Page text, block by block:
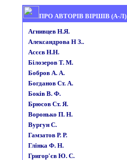
ПРО АВТОРІВ ВІРШІВ (А-Л)
Агнивцев Н.Я.
Александрова Н З..
Асєєв Н.Н.
Білозеров Т. М.
Бобров А. А.
Богданов Ст. А.
Боків В. Ф.
Брюсов Ст. Я.
Воронько П. Н.
Вургун С.
Гамзатов Р. Р.
Глінка Ф. Н.
Григор'єв Ю. С.